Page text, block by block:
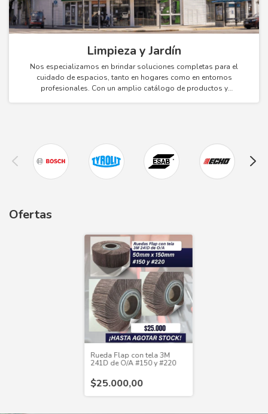
Limpieza y Jardín
Nos especializamos en brindar soluciones completas para el
cuidado de espacios, tanto en hogares como en entornos
profesionales. Con un amplio catálogo de productos y
Ofertas
Rueda Flap con tela 3M
241D de O/A #150 y #220
$25.000,00